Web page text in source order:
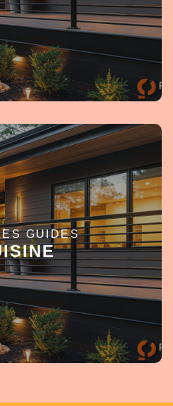
GUIDES
SAVOIR +